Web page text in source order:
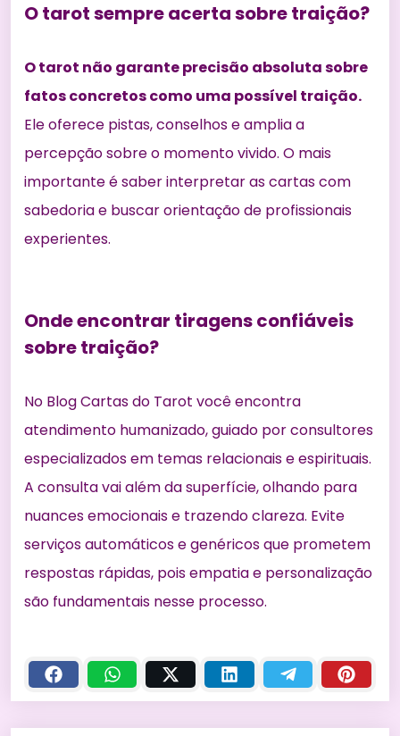
O tarot sempre acerta sobre traição?
O tarot não garante precisão absoluta sobre
fatos concretos como uma possível traição.
Ele oferece pistas, conselhos e amplia a
percepção sobre o momento vivido. O mais
importante é saber interpretar as cartas com
sabedoria e buscar orientação de profissionais
experientes.
Onde encontrar tiragens confiáveis
sobre traição?
No Blog Cartas do Tarot você encontra
atendimento humanizado, guiado por consultores
especializados em temas relacionais e espirituais.
A consulta vai além da superfície, olhando para
nuances emocionais e trazendo clareza. Evite
serviços automáticos e genéricos que prometem
respostas rápidas, pois empatia e personalização
são fundamentais nesse processo.